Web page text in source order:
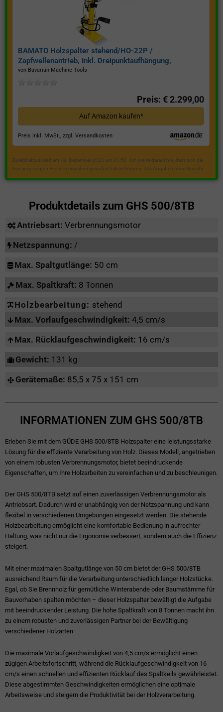
BAMATO Holzspalter stehend/HO-22P /
Zapfwellenantrieb, Inkl. Dreipunktaufhängung,
Spaltkraft 22 Tonnen*
von Bavarian Machine Tools
Preis: € 2.299,00
Auf Amazon kaufen*
Preis inkl. MwSt., zzgl. Versandkosten
Zuletzt aktualisiert am 18. Dezember 2023 um 21:50 . Ich weise darauf hin, dass sich die
hier angezeigten Preise inzwischen geändert haben können. Alle Angaben ohne Gewähr.
Produktdetails zum GHS 500/8TB
Antriebsart: Verbrennungsmotor
Netzspannung: /
Max. Spaltgutlänge: 50 cm
Max. Spaltkraft: 8 Tonnen
Holzbearbeitung: stehend
Max. Vorlaufgeschwindigkeit: 4,5 cm/s
Max. Rücklaufgeschwindigkeit: 16 cm/s
Gewicht: 131 kg
Gerätemaße: 85,5 x 75 x 151 cm
INFORMATIONEN ZUM GHS 500/8TB
Erleben Sie mit dem GÜDE GHS 500/8TB Holzspalter eine leistungsstarke
Lösung für die effiziente Verarbeitung von Holz. Dieses Modell, angetrieben
von einem robusten Verbrennungsmotor, bietet beeindruckende
Eigenschaften, um Ihre Holzarbeiten zu vereinfachen und zu beschleunigen.
Der GHS 500/8TB setzt auf einen zuverlässigen Verbrennungsmotor als
Antriebsart. Dadurch wird er unabhängig von der Netzspannung und kann
flexibel in verschiedenen Umgebungen eingesetzt werden. Die stehende
Holzbearbeitung ermöglicht eine komfortable Bedienung in aufrechter
Haltung, was nicht nur die Ergonomie verbessert, sondern auch die Effizienz
steigert.
Mit einer maximalen Spaltgutlänge von 50 cm bietet der GHS 500/8TB
ausreichend Raum für die Verarbeitung unterschiedlich langer Holzstücke.
Egal, ob Sie Brennholz für gemütliche Winterabende oder Baumstämme für
Bauvorhaben spalten möchten – dieser Holzspalter bewältigt die Aufgabe
mit beeindruckender Leistung. Die hohe Spaltkraft von 8 Tonnen macht ihn
zu einem robusten und zuverlässigen Partner bei der Bewältigung
verschiedener Holzarten.
Die maximale Vorlaufgeschwindigkeit von 4,5 cm/s ermöglicht einen
zügigen Arbeitsfortschritt, während die Rücklaufgeschwindigkeit von 16
cm/s einen schnellen und effizienten Rücklauf des Spaltkeils gewährleistet.
Diese abgestimmten Geschwindigkeiten ermöglichen eine optimale
Arbeitsweise und steigern die Produktivität bei der Holzverarbeitung.